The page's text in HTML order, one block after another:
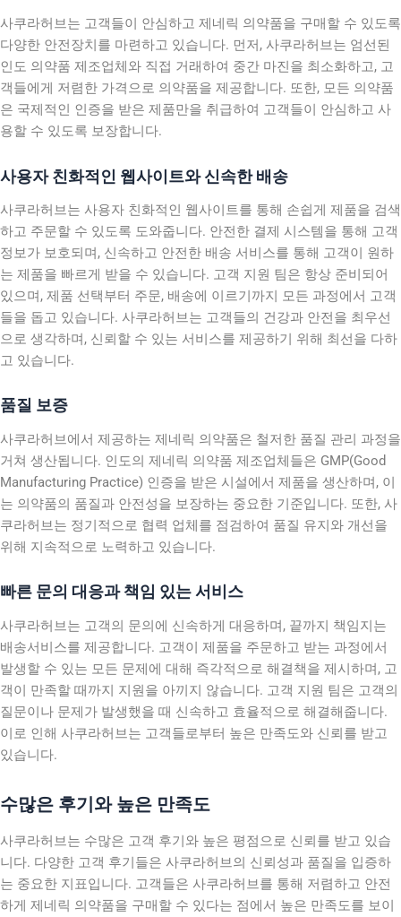
사쿠라허브는 고객들이 안심하고 제네릭 의약품을 구매할 수 있도록
다양한 안전장치를 마련하고 있습니다. 먼저, 사쿠라허브는 엄선된
인도 의약품 제조업체와 직접 거래하여 중간 마진을 최소화하고, 고
객들에게 저렴한 가격으로 의약품을 제공합니다. 또한, 모든 의약품
은 국제적인 인증을 받은 제품만을 취급하여 고객들이 안심하고 사
용할 수 있도록 보장합니다.
사용자 친화적인 웹사이트와 신속한 배송
사쿠라허브는 사용자 친화적인 웹사이트를 통해 손쉽게 제품을 검색
하고 주문할 수 있도록 도와줍니다. 안전한 결제 시스템을 통해 고객
정보가 보호되며, 신속하고 안전한 배송 서비스를 통해 고객이 원하
는 제품을 빠르게 받을 수 있습니다. 고객 지원 팀은 항상 준비되어
있으며, 제품 선택부터 주문, 배송에 이르기까지 모든 과정에서 고객
들을 돕고 있습니다. 사쿠라허브는 고객들의 건강과 안전을 최우선
으로 생각하며, 신뢰할 수 있는 서비스를 제공하기 위해 최선을 다하
고 있습니다.
품질 보증
사쿠라허브에서 제공하는 제네릭 의약품은 철저한 품질 관리 과정을
거쳐 생산됩니다. 인도의 제네릭 의약품 제조업체들은 GMP(Good
Manufacturing Practice) 인증을 받은 시설에서 제품을 생산하며, 이
는 의약품의 품질과 안전성을 보장하는 중요한 기준입니다. 또한, 사
쿠라허브는 정기적으로 협력 업체를 점검하여 품질 유지와 개선을
위해 지속적으로 노력하고 있습니다.
빠른 문의 대응과 책임 있는 서비스
사쿠라허브는 고객의 문의에 신속하게 대응하며, 끝까지 책임지는
배송서비스를 제공합니다. 고객이 제품을 주문하고 받는 과정에서
발생할 수 있는 모든 문제에 대해 즉각적으로 해결책을 제시하며, 고
객이 만족할 때까지 지원을 아끼지 않습니다. 고객 지원 팀은 고객의
질문이나 문제가 발생했을 때 신속하고 효율적으로 해결해줍니다.
이로 인해 사쿠라허브는 고객들로부터 높은 만족도와 신뢰를 받고
있습니다.
수많은 후기와 높은 만족도
사쿠라허브는 수많은 고객 후기와 높은 평점으로 신뢰를 받고 있습
니다. 다양한 고객 후기들은 사쿠라허브의 신뢰성과 품질을 입증하
는 중요한 지표입니다. 고객들은 사쿠라허브를 통해 저렴하고 안전
하게 제네릭 의약품을 구매할 수 있다는 점에서 높은 만족도를 보이